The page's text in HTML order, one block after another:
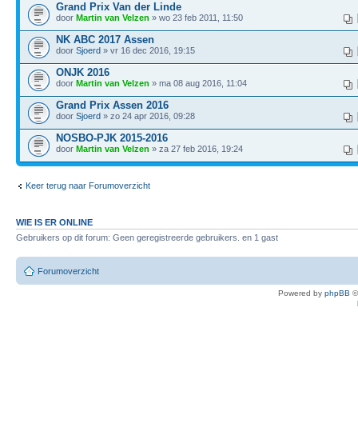
Grand Prix Van der Linde
door Martin van Velzen » wo 23 feb 2011, 11:50
NK ABC 2017 Assen
door Sjoerd » vr 16 dec 2016, 19:15
ONJK 2016
door Martin van Velzen » ma 08 aug 2016, 11:04
Grand Prix Assen 2016
door Sjoerd » zo 24 apr 2016, 09:28
NOSBO-PJK 2015-2016
door Martin van Velzen » za 27 feb 2016, 19:24
Keer terug naar Forumoverzicht
WIE IS ER ONLINE
Gebruikers op dit forum: Geen geregistreerde gebruikers. en 1 gast
Forumoverzicht
Powered by phpBB